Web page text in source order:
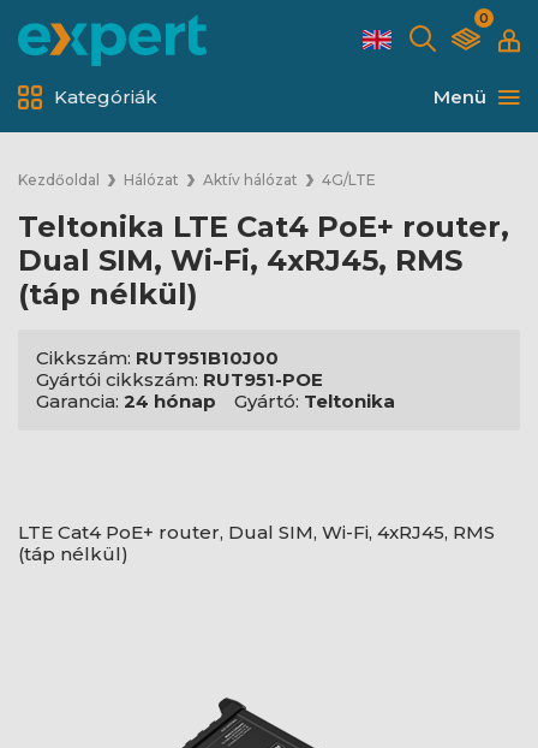
0
Menü
Kategóriák
Kezdőoldal Hálózat Aktív hálózat 4G/LTE
Teltonika LTE Cat4 PoE+ router,
Dual SIM, Wi-Fi, 4xRJ45, RMS
(táp nélkül)
Cikkszám: RUT951B10J00
Gyártói cikkszám: RUT951-POE
Garancia: 24 hónap Gyártó: Teltonika
LTE Cat4 PoE+ router, Dual SIM, Wi-Fi, 4xRJ45, RMS
(táp nélkül)